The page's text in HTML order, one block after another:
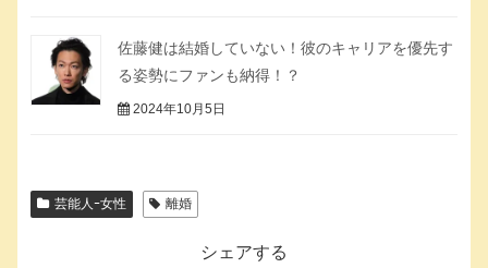
佐藤健は結婚していない！彼のキャリアを優先す
る姿勢にファンも納得！？
2024年10月5日
芸能人ｰ女性 離婚
シェアする